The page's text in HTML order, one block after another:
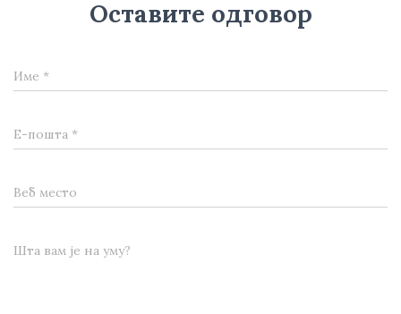
Оставите одговор
Име *
Е-пошта *
Веб место
Шта вам је на уму?